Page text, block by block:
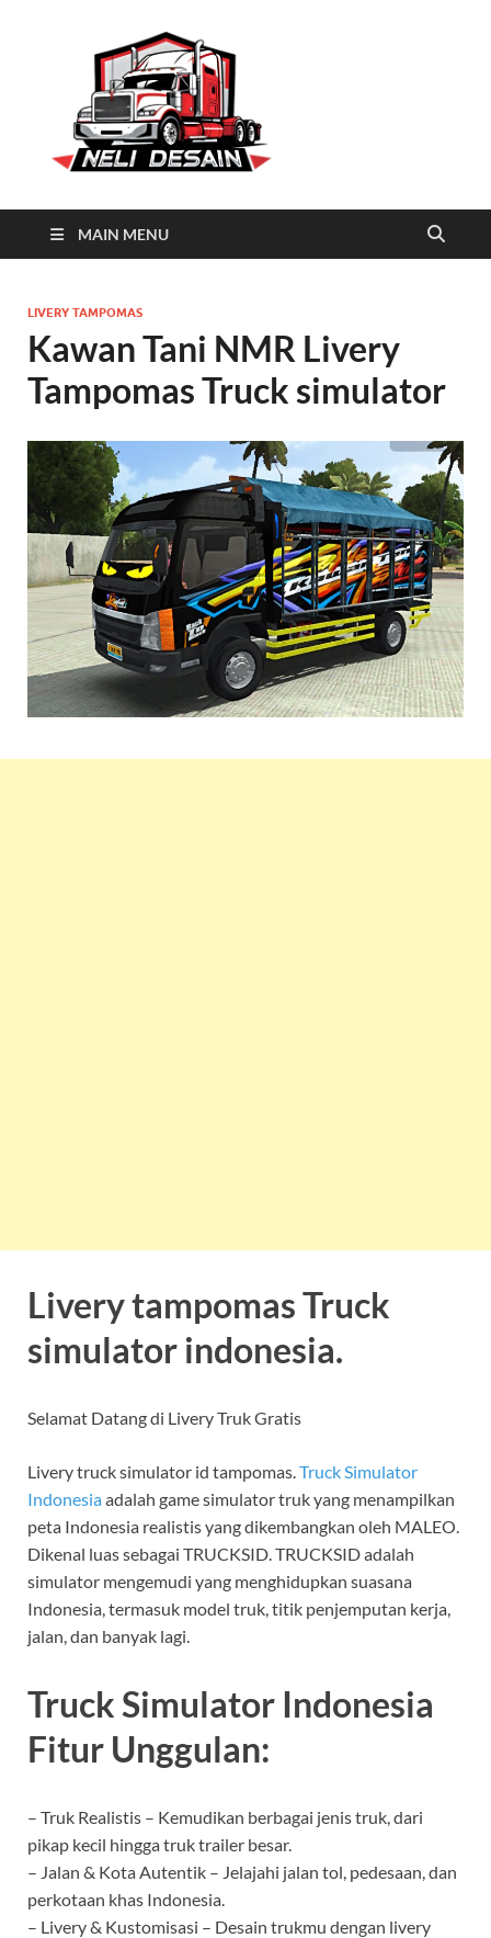
MAIN MENU
LIVERY TAMPOMAS
Kawan Tani NMR Livery
Tampomas Truck simulator
Livery tampomas Truck
simulator indonesia.
Selamat Datang di Livery Truk Gratis
Livery truck simulator id tampomas.Truck Simulator
Indonesiaadalah game simulator truk yang menampilkan
peta Indonesia realistis yang dikembangkan oleh MALEO.
Dikenal luas sebagai TRUCKSID. TRUCKSID adalah
simulator mengemudi yang menghidupkan suasana
Indonesia, termasuk model truk, titik penjemputan kerja,
jalan, dan banyak lagi.
Truck Simulator Indonesia
Fitur Unggulan:
– Truk Realistis – Kemudikan berbagai jenis truk, dari
pikap kecil hingga truk trailer besar.
– Jalan & Kota Autentik – Jelajahi jalan tol, pedesaan, dan
perkotaan khas Indonesia.
– Livery & Kustomisasi – Desain trukmu dengan livery